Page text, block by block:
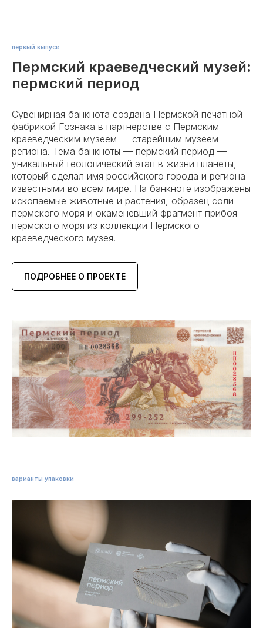
первый выпуск
Пермский краеведческий музей:
пермский период
Сувенирная банкнота создана Пермской печатной
фабрикой Гознака в партнерстве с Пермским
краеведческим музеем — старейшим музеем
региона. Тема банкноты — пермский период —
уникальный геологический этап в жизни планеты,
который сделал имя российского города и региона
известными во всем мире. На банкноте изображены
ископаемые животные и растения, образец соли
пермского моря и окаменевший фрагмент прибоя
пермского моря из коллекции Пермского
краеведческого музея.
ПОДРОБНЕЕ О ПРОЕКТЕ
варианты упаковки